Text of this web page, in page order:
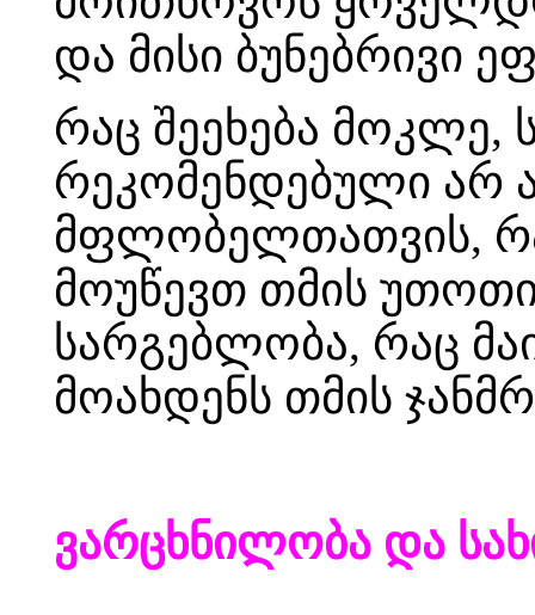
და მისი ბუნებრივი
რაც შეეხება მოკლე,
რეკომენდებული არ
მფლობელთათვის,
მოუწევთ თმის
სარგებლობა, რაც
მოახდენს თმის
ვარცხნილობა და